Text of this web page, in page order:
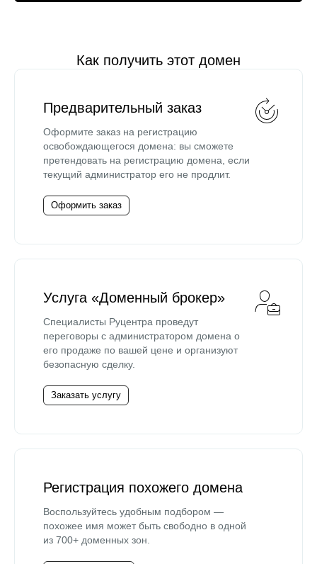
Как получить этот домен
Предварительный заказ
Оформите заказ на регистрацию
освобождающегося домена: вы сможете
претендовать на регистрацию домена, если
текущий администратор его не продлит.
Оформить заказ
Услуга «Доменный брокер»
Специалисты Руцентра проведут
переговоры с администратором домена о
его продаже по вашей цене и организуют
безопасную сделку.
Заказать услугу
Регистрация похожего домена
Воспользуйтесь удобным подбором —
похожее имя может быть свободно в одной
из 700+ доменных зон.